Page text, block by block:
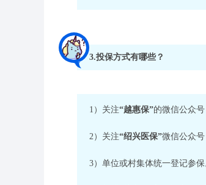
3.投保方式有哪些？
1）关注“越惠保”的微信公众号
2）关注“绍兴医保”微信公众号
3）单位或村集体统一登记参保